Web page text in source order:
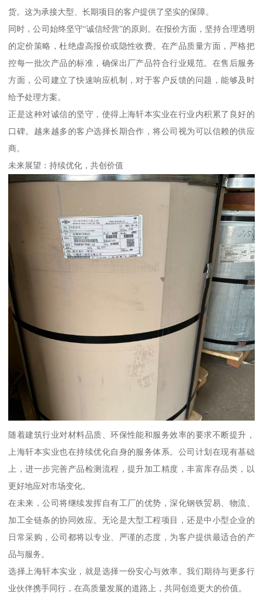
货。这为承接大型、长期项目的客户提供了坚实的保障。
同时，公司始终坚守“诚信经营”的原则。在报价方面，坚持合理透明
的定价策略，杜绝虚高报价或隐性收费。在产品质量方面，严格把
控每一批次产品的标准，确保出厂产品符合行业规范。在售后服务
方面，公司建立了快速响应机制，对于客户反馈的问题，能够及时
给予处理方案。
正是这种对诚信的坚守，使得上海轩本实业在行业内积累了良好的
口碑。越来越多的客户选择长期合作，将公司视为可以信赖的供应
商。
未来展望：持续优化，共创价值
随着建筑行业对材料品质、环保性能和服务效率的要求不断提升，
上海轩本实业也在持续优化自身的服务体系。公司计划在现有基础
上，进一步完善产品检测流程，提升加工精度，丰富库存品类，以
更好地应对市场变化。
在未来，公司将继续发挥自有工厂的优势，深化钢铁贸易、物流、
加工全链条的协同效应。无论是大型工程项目，还是中小型企业的
日常采购，公司都将以专业、严谨的态度，为客户提供最适合的产
品与服务。
选择上海轩本实业，就是选择一份安心与效率。我们期待与更多行
业伙伴携手同行，在高质量发展的道路上，共同创造更大的价值。